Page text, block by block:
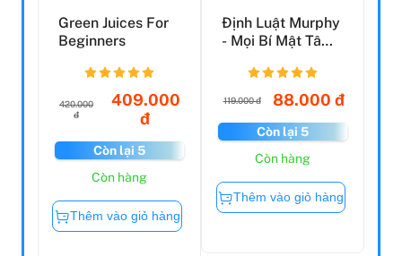
Green Juices For
Beginners
420.000
đ
409.000
đ
Còn lại 5
Còn hàng
Thêm vào giỏ hàng
Định Luật Murphy
- Mọi Bí Mật Tâm
Cuộ...
119.000 đ 88.000 đ
Còn lại 5
Còn hàng
Thêm vào giỏ hàng